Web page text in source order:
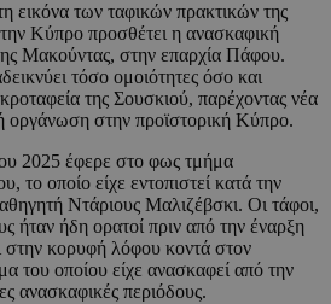
εικόνα των ταφικών πρακτικών της
Κύπρο προσθέτει η ανασκαφική
Μακούντας, στην επαρχία Πάφου.
τόσο ομοιότητες όσο και
της Σουσκιού, παρέχοντας νέα
οργάνωση στην προϊστορική Κύπρο.
2025 έφερε στο φως τμήμα
το οποίο είχε εντοπιστεί κατά την
Ντάριους Μαλιζέβσκι. Οι τάφοι,
ήταν ήδη ορατοί πριν από την έναρξη
στην κορυφή λόφου κοντά στον
του οποίου είχε ανασκαφεί από την
ανασκαφικές περιόδους.